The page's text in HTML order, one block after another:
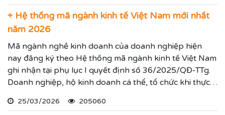
+ Hệ thống mã ngành kinh tế Việt Nam mới nhất
năm 2026
Mã ngành nghề kinh doanh của doanh nghiệp hiện
nay đăng ký theo Hệ thống mã ngành kinh tế Việt Nam
ghi nhận tại phụ lục I quyết định số 36/2025/QĐ-TTg.
Doanh nghiệp, hộ kinh doanh cá thể, tổ chức khi thực
ghi nhận lĩnh vực hoạt động, ngành nghề kinh doanh
25/03/2026 205060